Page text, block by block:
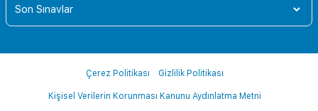
Son Sınavlar
Çerez Politikası Gizlilik Politikası
Kişisel Verilerin Korunması Kanunu Aydınlatma Metni